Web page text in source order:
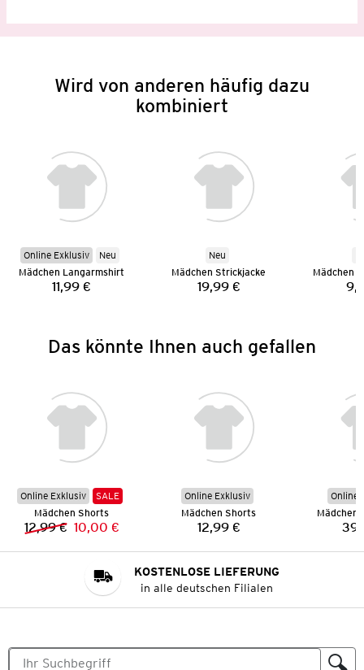
Wird von anderen häufig dazu
kombiniert
Online Exklusiv
Neu
Mädchen Langarmshirt
Preis:
11,99 €
Neu
Mädchen Strickjacke
Preis:
19,99 €
Mädchen
Das könnte Ihnen auch gefallen
Online Exklusiv
SALE
Mädchen Shorts
Vorheriger Preis:
12,99 € Neuer Preis:
10,00 €
Online Exklusiv
Mädchen Shorts
Preis:
12,99 €
Online
Mädchen
KOSTENLOSE LIEFERUNG
in alle deutschen Filialen